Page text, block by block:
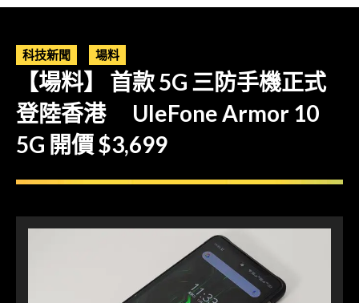
科技新聞 場料
【場料】 首款 5G 三防手機正式
登陸香港 UleFone Armor 10
5G 開價 $3,699